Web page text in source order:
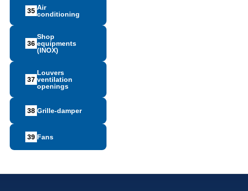
35 Air
conditioning
36
Shop
equipments
(INOX)
37
Louvers
ventilation
openings
38 Grille-damper
39 Fans